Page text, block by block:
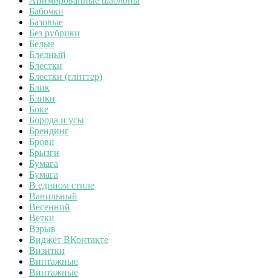
Бабочки
Базовые
Без рубрики
Белые
Бледный
Блестки
Блестки (глиттер)
Блик
Блики
Боке
Борода и усы
Брендинг
Брови
Брызги
Бумага
Бумага
В едином стиле
Ванильный
Весенний
Ветки
Взрыв
Виджет ВКонтакте
Визитки
Винтажные
Винтажные